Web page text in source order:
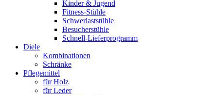
Kinder & Jugend
Fitness-Stühle
Schwerlaststühle
Besucherstühle
Schnell-Lieferprogramm
Diele
Kombinationen
Schränke
Pflegemittel
für Holz
für Leder